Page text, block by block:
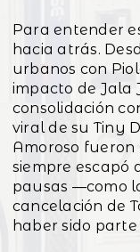
Para entender
hacia atrás.
urbanos con
impacto de Jala
consolidación
viral de su Tiny
Amoroso
siempre escapó
pausas —como
cancelación de
haber sido